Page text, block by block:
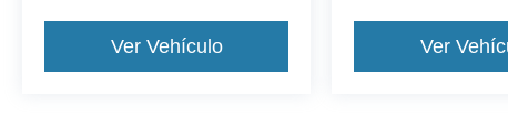
Ver Vehículo Ver